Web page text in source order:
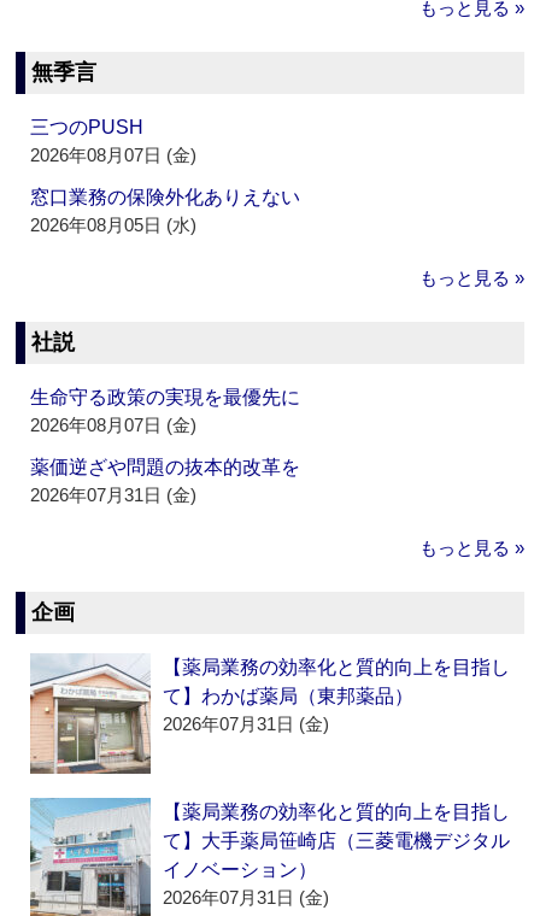
もっと見る »
無季言
三つのPUSH
2026年08月07日 (金)
窓口業務の保険外化ありえない
2026年08月05日 (水)
もっと見る »
社説
生命守る政策の実現を最優先に
2026年08月07日 (金)
薬価逆ざや問題の抜本的改革を
2026年07月31日 (金)
もっと見る »
企画
【薬局業務の効率化と質的向上を目指し
て】わかば薬局（東邦薬品）
2026年07月31日 (金)
【薬局業務の効率化と質的向上を目指し
て】大手薬局笹崎店（三菱電機デジタル
イノベーション）
2026年07月31日 (金)